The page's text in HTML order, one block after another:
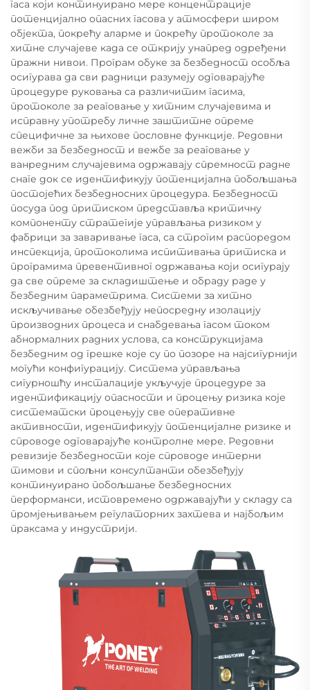
гаса који континуирано мере концентрације
потенцијално опасних гасова у атмосфери широм
објекта, покрећу аларме и покрећу протоколе за
хитне случајеве када се открију унапред одређени
пражни нивои. Програм обуке за безбедност особља
осигурава да сви радници разумеју одговарајуће
процедуре руковања са различитим гасима,
протоколе за реаговање у хитним случајевима и
исправну употребу личне заштитне опреме
специфичне за њихове пословне функције. Редовни
вежби за безбедност и вежбе за реаговање у
ванредним случајевима одржавају спремност радне
снаге док се идентификују потенцијална побољшања
постојећих безбедносних процедура. Безбедност
посуда под притиском представља критичну
компоненту стратегије управљања ризиком у
фабрици за заваривање гаса, са строгим распоредом
инспекција, протоколима испитивања притиска и
програмима превентивног одржавања који осигурају
да све опреме за складиштење и обраду раде у
безбедним параметрима. Системи за хитно
искључивање обезбеђују непосредну изолацију
производних процеса и снабдевања гасом током
абнормалних радних услова, са конструкцијама
безбедним од грешке које су по позоре на најсигурнији
могући конфигурацију. Система управљања
сигурношћу инсталације укључује процедуре за
идентификацију опасности и процењу ризика које
систематски процењују све оперативне
активности, идентификују потенцијалне ризике и
спроводе одговарајуће контролне мере. Редовни
ревизије безбедности које спроводе интерни
тимови и спољни консултанти обезбеђују
континуирано побољшање безбедносних
перформанси, истовремено одржавајући у складу са
промјењивањем регулаторних захтева и најбољим
праксама у индустрији.